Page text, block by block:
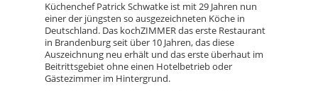
Küchenchef Patrick Schwatke ist mit 29 Jahren nun
einer der jüngsten so ausgezeichneten Köche in
Deutschland. Das kochZIMMER das erste Restaurant
in Brandenburg seit über 10 Jahren, das diese
Auszeichnung neu erhält und das erste überhaut im
Beitrittsgebiet ohne einen Hotelbetrieb oder
Gästezimmer im Hintergrund.